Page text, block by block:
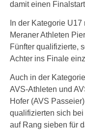
damit einen
In der Kategorie
Meraner Athleten
Fünfter qualifizierte,
Achter ins Finale
Auch in der
AVS-Athleten und
Hofer (AVS
qualifizierten sich
auf Rang sieben für